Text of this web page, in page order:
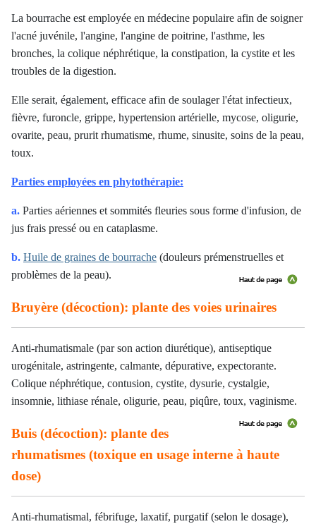
La bourrache est employée en médecine populaire afin de soigner
l'acné juvénile, l'angine, l'angine de poitrine, l'asthme, les
bronches, la colique néphrétique, la constipation, la cystite et les
troubles de la digestion.
Elle serait, également, efficace afin de soulager l'état infectieux,
fièvre, furoncle, grippe, hypertension artérielle, mycose, oligurie,
ovarite, peau, prurit rhumatisme, rhume, sinusite, soins de la peau,
toux.
Parties employées en phytothérapie:
a. Parties aériennes et sommités fleuries sous forme d'infusion, de
jus frais pressé ou en cataplasme.
b. Huile de graines de bourrache (douleurs prémenstruelles et
problèmes de la peau).
Bruyère (décoction): plante des voies urinaires
Anti-rhumatismale (par son action diurétique), antiseptique
urogénitale, astringente, calmante, dépurative, expectorante.
Colique néphrétique, contusion, cystite, dysurie, cystalgie,
insomnie, lithiase rénale, oligurie, peau, piqûre, toux, vaginisme.
Buis (décoction): plante des
rhumatismes (toxique en usage interne à haute
dose)
Anti-rhumatismal, fébrifuge, laxatif, purgatif (selon le dosage),